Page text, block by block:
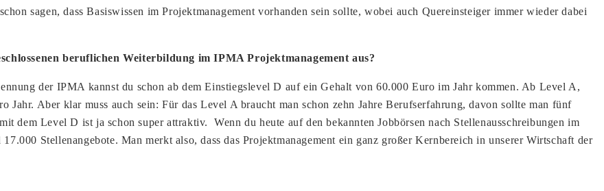
sagen, dass Basiswissen im Projektmanagement vorhanden sein sollte, wobei auch Quereinsteiger immer wieder dabei
beruflichen Weiterbildung im IPMA Projektmanagement aus?
der IPMA kannst du schon ab dem Einstiegslevel D auf ein Gehalt von 60.000 Euro im Jahr kommen. Ab Level A,
Aber klar muss auch sein: Für das Level A braucht man schon zehn Jahre Berufserfahrung, davon sollte man fünf
dem Level D ist ja schon super attraktiv. Wenn du heute auf den bekannten Jobbörsen nach Stellenausschreibungen im
Stellenangebote. Man merkt also, dass das Projektmanagement ein ganz großer Kernbereich in unserer Wirtschaft der